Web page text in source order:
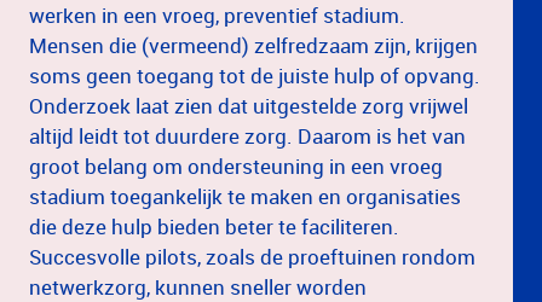
werken in een vroeg, preventief stadium.
Mensen die (vermeend) zelfredzaam zijn, krijgen
soms geen toegang tot de juiste hulp of opvang.
Onderzoek laat zien dat uitgestelde zorg vrijwel
altijd leidt tot duurdere zorg. Daarom is het van
groot belang om ondersteuning in een vroeg
stadium toegankelijk te maken en organisaties
die deze hulp bieden beter te faciliteren.
Succesvolle pilots, zoals de proeftuinen rondom
netwerkzorg, kunnen sneller worden